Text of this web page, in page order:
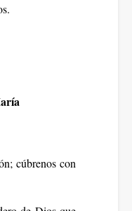
cúbrenos con